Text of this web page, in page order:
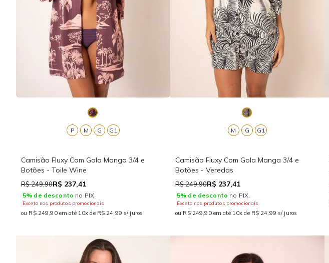
G G1
M
P
Camisão Fluxy Com Gola Manga 3/4 e
Botões - Toile Wine
R$ 249,90R$ 237,41
5% de desconto no PIX.
Exceto nos produtos promocionais
ou R$ 249,90 em até 10x de R$ 24,99 s/ juros
G G1
M
Camisão Fluxy Com Gola Manga 3/4 e
Botões - Veredas
R$ 249,90R$ 237,41
5% de desconto no PIX.
Exceto nos produtos promocionais
ou R$ 249,90 em até 10x de R$ 24,99 s/ juros